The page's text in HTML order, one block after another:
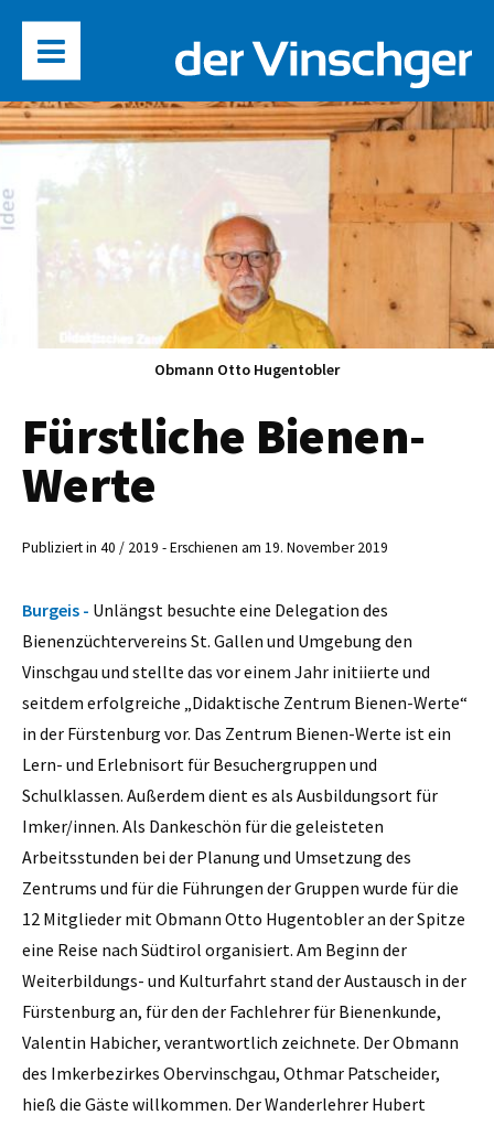
Obmann Otto Hugentobler
Fürstliche Bienen-
Werte
Publiziert in 40 / 2019 - Erschienen am 19. November 2019
Burgeis - Unlängst besuchte eine Delegation des
Bienenzüchtervereins St. Gallen und Umgebung den
Vinschgau und stellte das vor einem Jahr initiierte und
seitdem erfolgreiche „Didaktische Zentrum Bienen-Werte“
in der Fürstenburg vor. Das Zentrum Bienen-Werte ist ein
Lern- und Erlebnisort für Besuchergruppen und
Schulklassen. Außerdem dient es als Ausbildungsort für
Imker/innen. Als Dankeschön für die geleisteten
Arbeitsstunden bei der Planung und Umsetzung des
Zentrums und für die Führungen der Gruppen wurde für die
12 Mitglieder mit Obmann Otto Hugentobler an der Spitze
eine Reise nach Südtirol organisiert. Am Beginn der
Weiterbildungs- und Kulturfahrt stand der Austausch in der
Fürstenburg an, für den der Fachlehrer für Bienenkunde,
Valentin Habicher, verantwortlich zeichnete. Der Obmann
des Imkerbezirkes Obervinschgau, Othmar Patscheider,
hieß die Gäste willkommen. Der Wanderlehrer Hubert